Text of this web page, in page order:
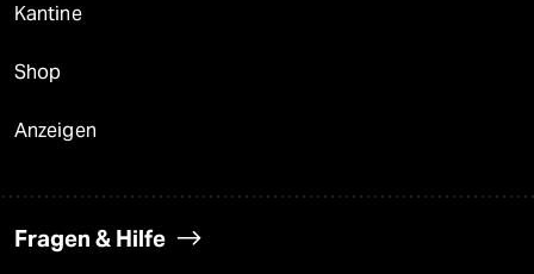
Kantine
Shop
Anzeigen
Fragen & Hilfe